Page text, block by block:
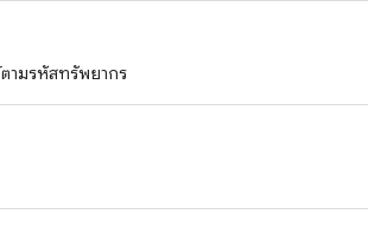
ตามรหัสทรัพยากร